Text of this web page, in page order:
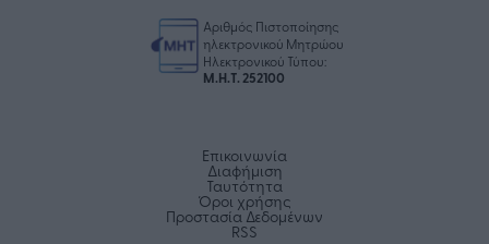
Αριθμός Πιστοποίησης
ηλεκτρονικού Μητρώου
Ηλεκτρονικού Τύπου:
Μ.Η.Τ. 252100
Επικοινωνία
Διαφήμιση
Ταυτότητα
Όροι χρήσης
Προστασία Δεδομένων
RSS